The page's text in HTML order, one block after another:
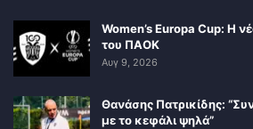
Women’s Europa Cup: Η
του ΠΑΟΚ
Αυγ 9, 2026
Θανάσης Πατρικίδης:
με το κεφάλι ψηλά”